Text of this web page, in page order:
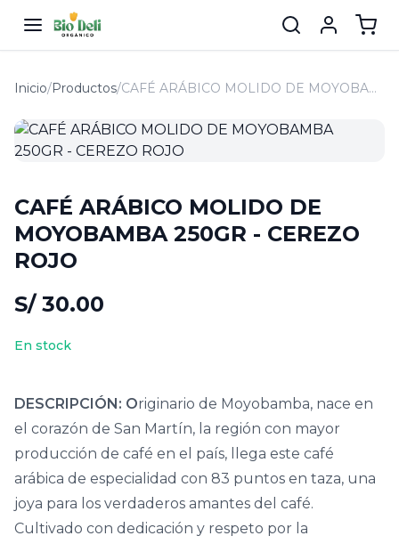
Inicio/Productos/ CAFÉ ARÁBICO MOLIDO DE MOYOBAMBA 250GR - CEREZO ROJO
CAFÉ ARÁBICO MOLIDO DE
MOYOBAMBA 250GR - CEREZO
ROJO
S/ 30.00
En stock
DESCRIPCIÓN: Originario de Moyobamba, nace en
el corazón de San Martín, la región con mayor
producción de café en el país, llega este café
arábica de especialidad con 83 puntos en taza, una
joya para los verdaderos amantes del café.
Cultivado con dedicación y respeto por la